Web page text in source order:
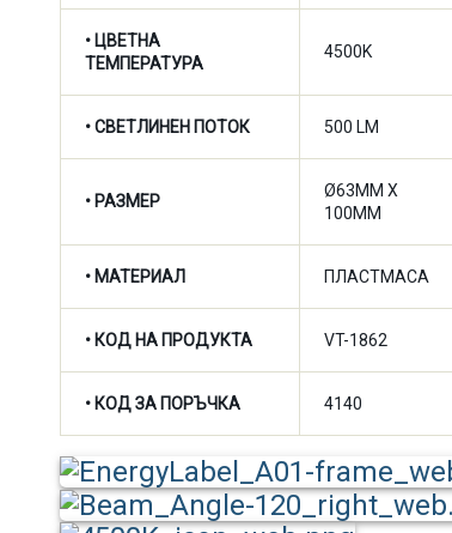
• ЦВЕТНА
ТЕМПЕРАТУРА
4500K
•СВЕТЛИНЕН ПОТОК 500 LM
• РАЗМЕР
Ø63MM X
100MM
• МАТЕРИАЛ ПЛАСТМАСА
• КОД НА ПРОДУКТА VT-1862
• КОД ЗА ПОРЪЧКА 4140